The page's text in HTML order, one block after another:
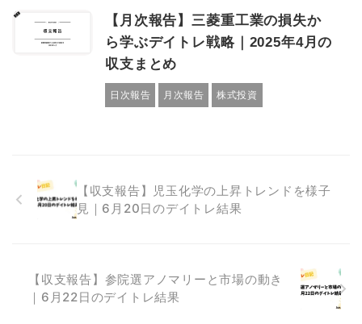
【月次報告】三菱重工業の損失か
ら学ぶデイトレ戦略｜2025年4月の
収支まとめ
日次報告 月次報告 株式投資
【収支報告】児玉化学の上昇トレンドを様子
見｜6月20日のデイトレ結果
【収支報告】参院選アノマリーと市場の動き
｜6月22日のデイトレ結果